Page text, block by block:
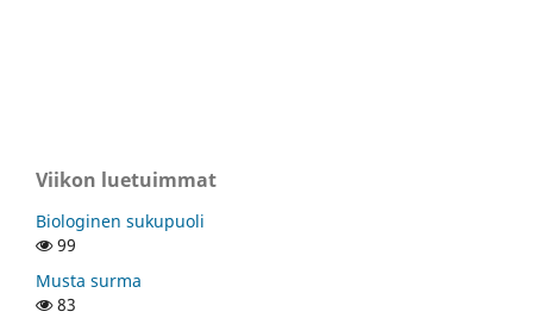
Viikon luetuimmat
Biologinen sukupuoli
99
Musta surma
83